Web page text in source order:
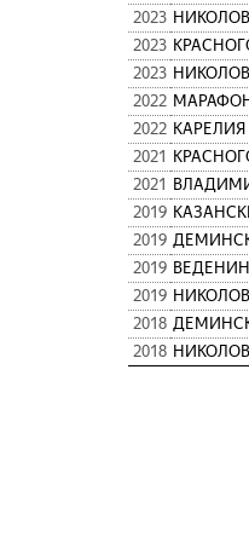
2023
2023
2023
2022
2022
2021
2021
2019
2019
2019
2019
2018
2018